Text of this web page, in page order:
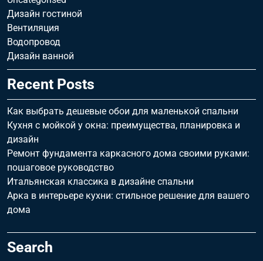
Дизайн гостиной
Вентиляция
Водопровод
Дизайн ванной
Recent Posts
Как выбрать дешевые обои для маленькой спальни
Кухня с мойкой у окна: преимущества, планировка и
дизайн
Ремонт фундамента каркасного дома своими руками:
пошаговое руководство
Итальянская классика в дизайне спальни
Арка в интерьере кухни: стильное решение для вашего
дома
Search